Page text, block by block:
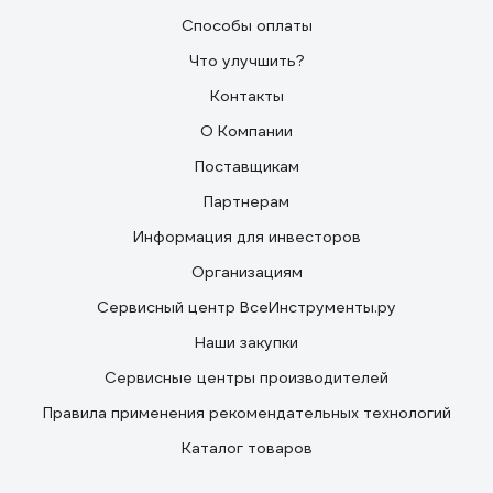
Способы оплаты
Что улучшить?
Контакты
О Компании
Поставщикам
Партнерам
Информация для инвесторов
Организациям
Сервисный центр ВсеИнструменты.ру
Наши закупки
Сервисные центры производителей
Правила применения рекомендательных технологий
Каталог товаров